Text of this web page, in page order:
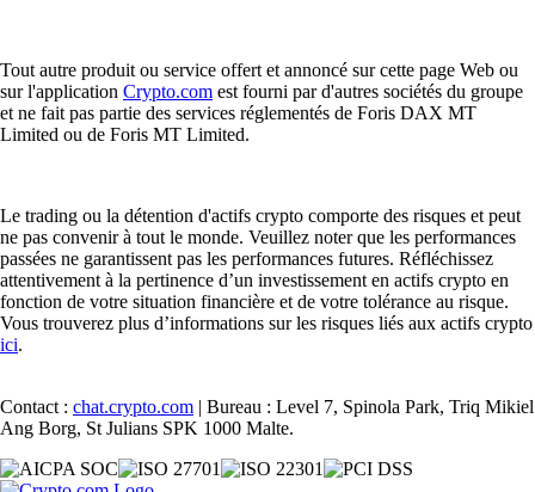
Tout autre produit ou service offert et annoncé sur cette page Web ou
sur l'application Crypto.com est fourni par d'autres sociétés du groupe
et ne fait pas partie des services réglementés de Foris DAX MT
Limited ou de Foris MT Limited.
Le trading ou la détention d'actifs crypto comporte des risques et peut
ne pas convenir à tout le monde. Veuillez noter que les performances
passées ne garantissent pas les performances futures. Réfléchissez
attentivement à la pertinence d’un investissement en actifs crypto en
fonction de votre situation financière et de votre tolérance au risque.
Vous trouverez plus d’informations sur les risques liés aux actifs crypto
ici.
Contact : chat.crypto.com | Bureau : Level 7, Spinola Park, Triq Mikiel
Ang Borg, St Julians SPK 1000 Malte.